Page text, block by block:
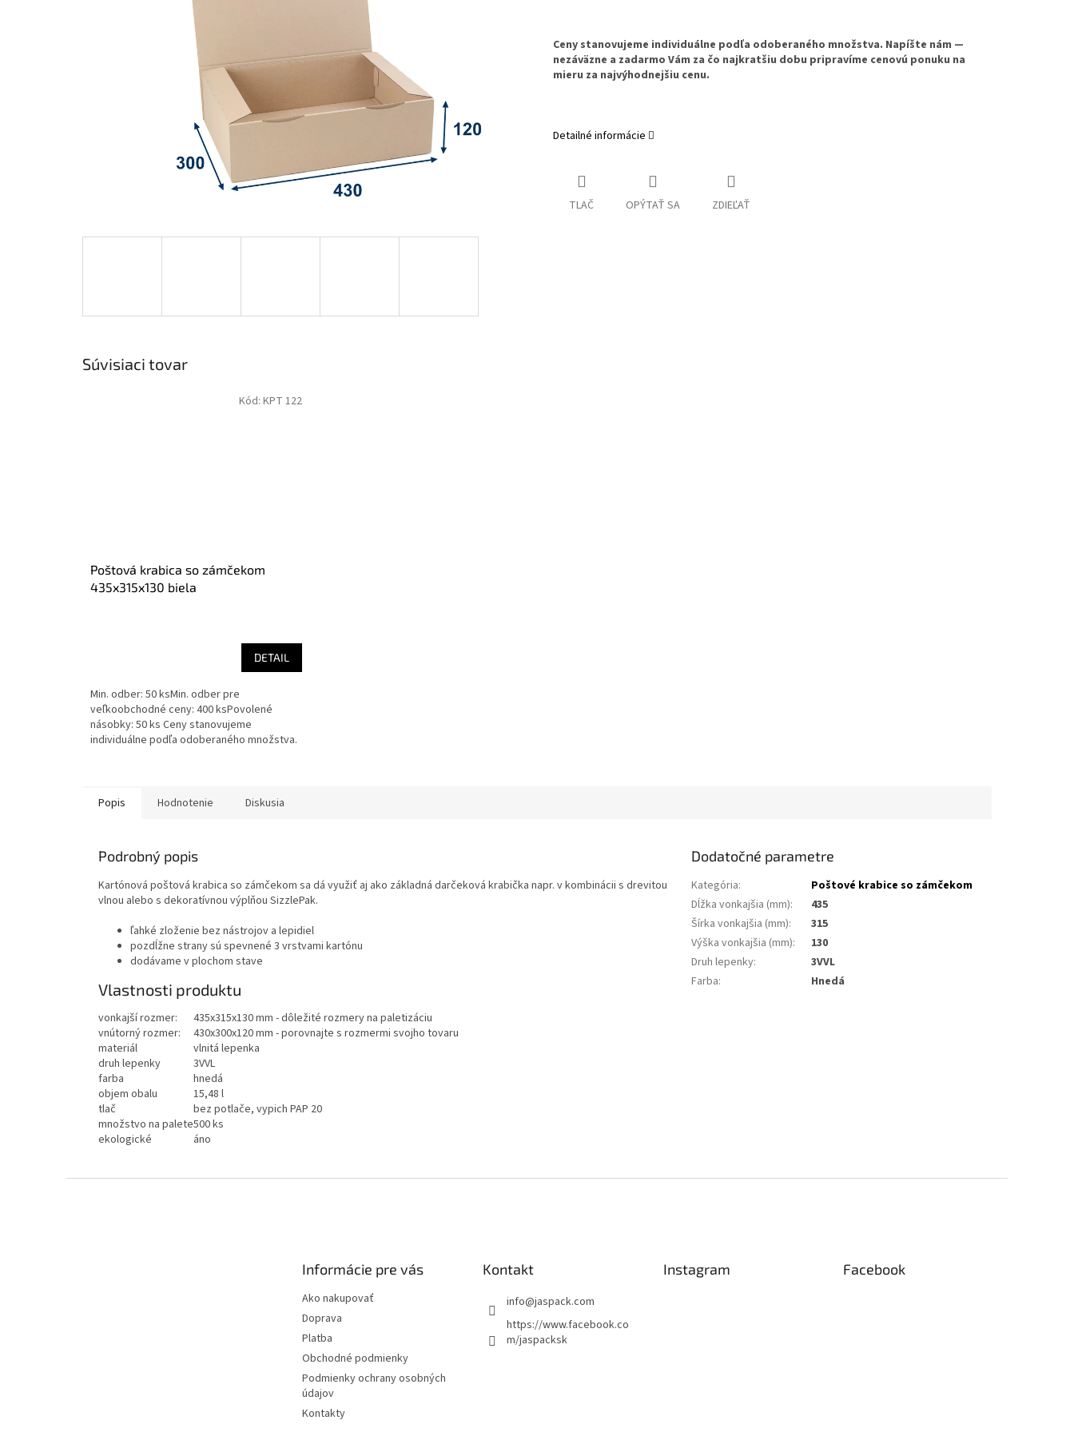
Ceny stanovujeme individuálne podľa odoberaného množstva. Napíšte nám —
nezáväzne a zadarmo Vám za čo najkratšiu dobu pripravíme cenovú ponuku na
mieru za najvýhodnejšiu cenu.
Detailné informácie
TLAČ OPÝTAŤ SA ZDIEĽAŤ
Súvisiaci tovar
Poštová krabica so zámčekom
435x315x130 biela
DETAIL
Min. odber: 50 ksMin. odber pre
veľkoobchodné ceny: 400 ksPovolené
násobky: 50 ks Ceny stanovujeme
individuálne podľa odoberaného množstva.
Kód: KPT 122
Popis Hodnotenie Diskusia
Podrobný popis
Kartónová poštová krabica so zámčekom sa dá využiť aj ako základná darčeková krabička napr. v kombinácii s drevitou
vlnou alebo s dekoratívnou výplňou SizzlePak.
ľahké zloženie bez nástrojov a lepidiel
pozdĺžne strany sú spevnené 3 vrstvami kartónu
dodávame v plochom stave
Vlastnosti produktu
vonkajší rozmer:
435x315x130 mm - dôležité rozmery na paletizáciu
vnútorný rozmer:
430x300x120 mm - porovnajte s rozmermi svojho tovaru
materiál
vlnitá lepenka
druh lepenky
3VVL
farba
hnedá
objem obalu
15,48 l
tlač
bez potlače, vypich PAP 20
množstvo na palete500 ks
ekologické
áno
Dodatočné parametre
Kategória:
Poštové krabice so zámčekom
Dĺžka vonkajšia (mm):
435
Šírka vonkajšia (mm):
315
Výška vonkajšia (mm):
130
Druh lepenky:
3VVL
Farba: Hnedá
Informácie pre vás
Ako nakupovať
Doprava
Platba
Obchodné podmienky
Podmienky ochrany osobných
údajov
Kontakty
Kontakt
info@jaspack.com
https://www.facebook.co
m/jaspacksk
Instagram Facebook